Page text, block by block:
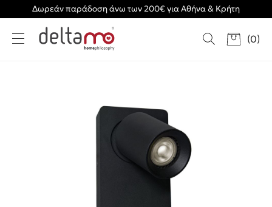
Δωρεάν παράδοση άνω των 200€ για Αθήνα & Κρήτη
(0)